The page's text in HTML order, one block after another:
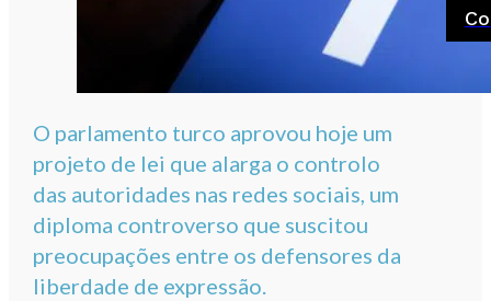
O parlamento turco aprovou hoje um
projeto de lei que alarga o controlo
das autoridades nas redes sociais, um
diploma controverso que suscitou
preocupações entre os defensores da
liberdade de expressão.